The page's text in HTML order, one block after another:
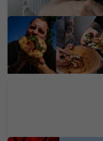
Mladý Ukrajinec otvoril v
Bratislave nový street
food za 30-tisíc eur. Prax
získal v michelinských
reštauráciách